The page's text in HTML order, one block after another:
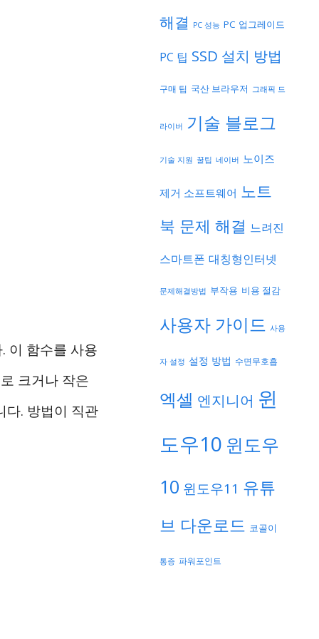
이 함수를 사용
크거나 작은
다. 방법이 직관
해결 PC 성능 PC 업그레이드
PC 팁 SSD 설치 방법
구매 팁 국산 브라우저 그래픽 드
라이버 기술 블로그
기술 지원 꿀팁 네이버 노이즈
제거 소프트웨어 노트
북 문제 해결 느려진
스마트폰 대칭형인터넷
문제해결방법 부작용 비용 절감
사용자 가이드 사용
자 설정 설정 방법 수면무호흡
엑셀 엔지니어 윈
도우10 윈도우
10 윈도우11 유튜
브 다운로드 코골이
통증 파워포인트